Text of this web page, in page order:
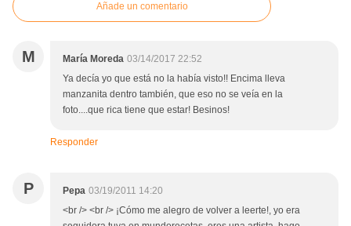
Añade un comentario
M María Moreda 03/14/2017 22:52
Ya decía yo que está no la había visto!! Encima lleva
manzanita dentro también, que eso no se veía en la
foto....que rica tiene que estar! Besinos!
Responder
P Pepa 03/19/2011 14:20
<br /> <br /> ¡Cómo me alegro de volver a leerte!, yo era